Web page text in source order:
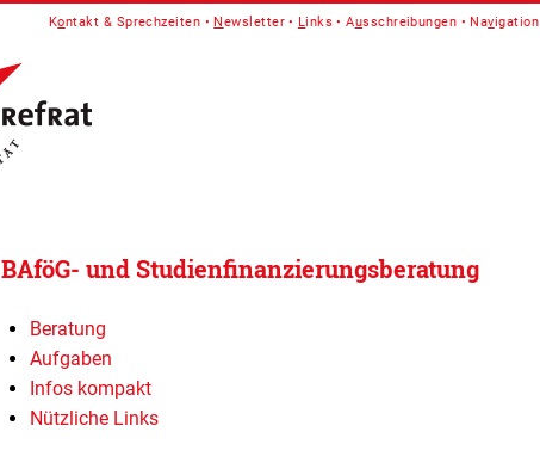
Kontakt & Sprechzeiten Newsletter Links Ausschreibungen Navigation
BAföG- und Studienfinanzierungsberatung
Beratung
Aufgaben
Infos kompakt
Nützliche Links